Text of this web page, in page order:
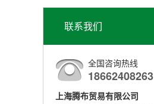
联系我们
全国咨询热线
18662408263
上海腾布贸易有限公司